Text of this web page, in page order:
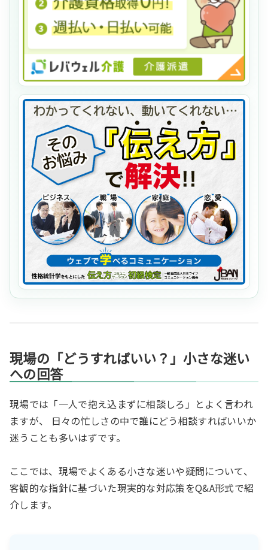
現場の「どうすればいい？」小さな迷い
への回答
現場では「一人で抱え込まずに相談しろ」とよく言われ
ますが、 日々の忙しさの中で誰にどう相談すればいいか
迷うことも多いはずです。
ここでは、現場でよくある小さな迷いや疑問について、
客観的な指針に基づいた現実的な対応策をQ&A形式で紹
介します。